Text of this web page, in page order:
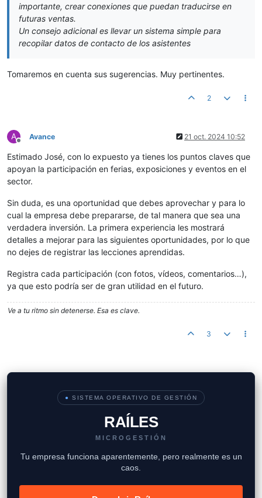
importante, crear conexiones que puedan traducirse en
futuras ventas.
Un consejo adicional es llevar un sistema simple para
recopilar datos de contacto de los asistentes
Tomaremos en cuenta sus sugerencias. Muy pertinentes.
2
A
Desconectado
Avance 21 oct. 2024 10:52
Estimado José, con lo expuesto ya tienes los puntos claves que
apoyan la participación en ferias, exposiciones y eventos en el
sector.
Sin duda, es una oportunidad que debes aprovechar y para lo
cual la empresa debe prepararse, de tal manera que sea una
verdadera inversión. La primera experiencia les mostrará
detalles a mejorar para las siguientes oportunidades, por lo que
no dejes de registrar las lecciones aprendidas.
Registra cada participación (con fotos, vídeos, comentarios…),
ya que esto podría ser de gran utilidad en el futuro.
Ve a tu ritmo sin detenerse. Esa es clave.
3
● SISTEMA OPERATIVO DE GESTIÓN
RAÍLES
MICROGESTIÓN
Tu empresa funciona aparentemente, pero realmente es un
caos.